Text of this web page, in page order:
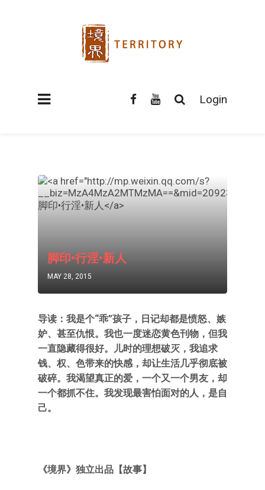
Login
脚印•行淫•新人
MAY 28, 2015
导读：我是个“乖”孩子，日记却都是愤怒、嫉
妒、甚至仇恨。我也一度迷恋黄色刊物，但我
一直隐藏得很好。儿时的理想破灭，我追求
钱、权、色带来的快感，却让生活几乎彻底被
破碎。我渴望真正的爱，一个又一个男友，却
一个都抓不住。我发现最害怕面对的人，是自
己。
《境界》独立出品【故事】